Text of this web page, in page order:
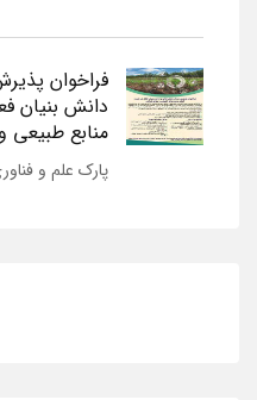
فراخوان
دانش بنیان
منابع طبیعی
پارک علم و